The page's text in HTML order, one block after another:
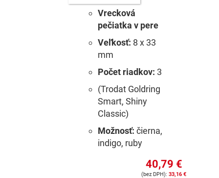
Vrecková
pečiatka v pere
Veľkosť: 8 x 33
mm
Počet riadkov: 3
(Trodat Goldring
Smart, Shiny
Classic)
Možnosť: čierna,
indigo, ruby
40,79 €
33,16 €